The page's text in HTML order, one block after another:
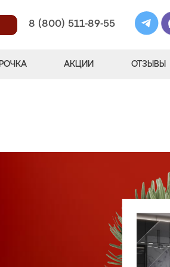
8 (800) 511-89-55
АКЦИИ ОТЗЫВЫ